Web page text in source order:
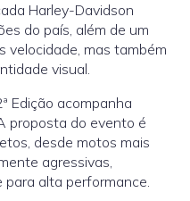
Harley-Davidson
do país, além de um
velocidade, mas também
visual.
Edição acompanha
proposta do evento é
desde motos mais
agressivas,
alta performance.